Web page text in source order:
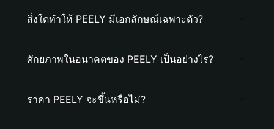
สิ่งใดทำให้ PEELY มีเอกลักษณ์เฉพาะตัว?
ศักยภาพในอนาคตของ PEELY เป็นอย่างไร?
ราคา PEELY จะขึ้นหรือไม่?